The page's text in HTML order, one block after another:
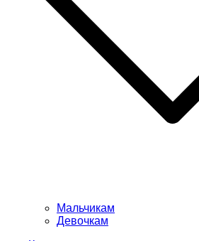
Мальчикам
Девочкам